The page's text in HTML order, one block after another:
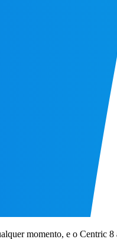
momento, e o Centric 8